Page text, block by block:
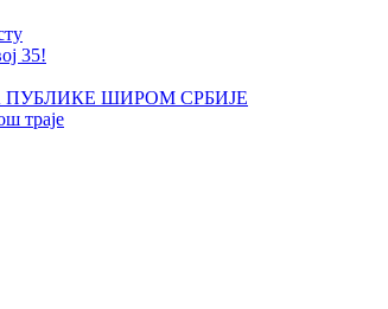
35!
ШИРОМ СРБИЈЕ
траје